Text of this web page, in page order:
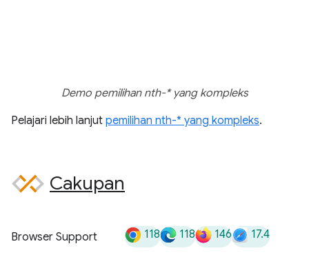
Demo pemilihan nth-* yang kompleks
Pelajari lebih lanjut pemilihan nth-* yang kompleks.
Cakupan
Browser Support 118 118 146 17.4